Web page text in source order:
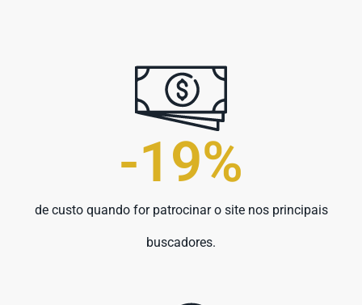
-20%
de custo quando for patrocinar o site nos principais
buscadores.